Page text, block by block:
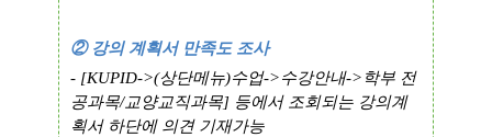
② 강의 계획서 만족도 조사
- [KUPID->(상단메뉴)수업->수강안내-> 학부 전
공과목/교양교직과목] 등에서 조회되는 강의계
획서 하단에 의견 기재가능